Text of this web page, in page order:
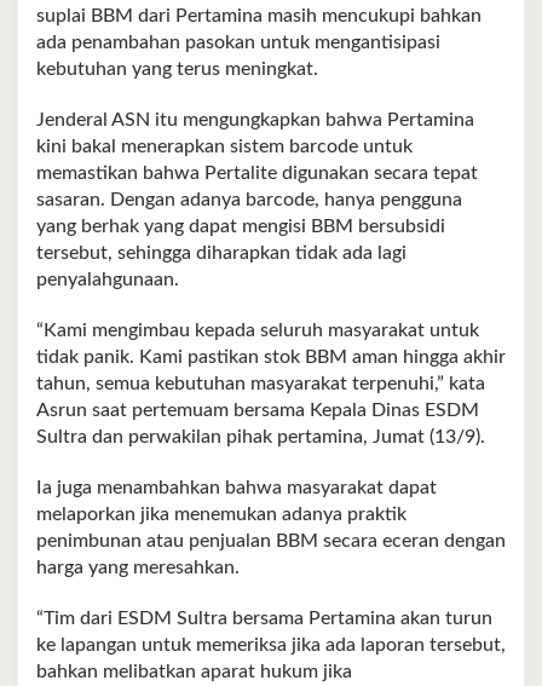
suplai BBM dari Pertamina masih mencukupi bahkan
ada penambahan pasokan untuk mengantisipasi
kebutuhan yang terus meningkat.
Jenderal ASN itu mengungkapkan bahwa Pertamina
kini bakal menerapkan sistem barcode untuk
memastikan bahwa Pertalite digunakan secara tepat
sasaran. Dengan adanya barcode, hanya pengguna
yang berhak yang dapat mengisi BBM bersubsidi
tersebut, sehingga diharapkan tidak ada lagi
penyalahgunaan.
“Kami mengimbau kepada seluruh masyarakat untuk
tidak panik. Kami pastikan stok BBM aman hingga akhir
tahun, semua kebutuhan masyarakat terpenuhi,” kata
Asrun saat pertemuam bersama Kepala Dinas ESDM
Sultra dan perwakilan pihak pertamina, Jumat (13/9).
Ia juga menambahkan bahwa masyarakat dapat
melaporkan jika menemukan adanya praktik
penimbunan atau penjualan BBM secara eceran dengan
harga yang meresahkan.
“Tim dari ESDM Sultra bersama Pertamina akan turun
ke lapangan untuk memeriksa jika ada laporan tersebut,
bahkan melibatkan aparat hukum jika